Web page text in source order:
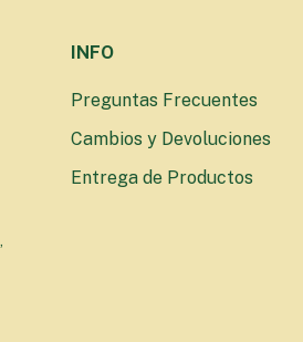
INFO
Preguntas Frecuentes
Cambios y Devoluciones
Entrega de Productos